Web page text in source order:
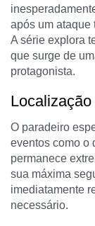
após um ataque
A série explora
que surge de
protagonista.
Localização
O paradeiro
eventos como o
permanece
sua máxima
imediatamente
necessário.